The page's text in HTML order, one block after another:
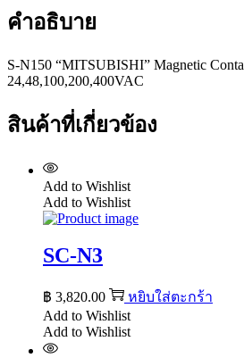
คำอธิบาย
S-N150 “MITSUBISHI” Magnetic
24,48,100,200,400VAC
สินค้าที่เกี่ยวข้อง
Add to Wishlist
Add to Wishlist
SC-N3
฿ 3,820.00
หยิบใส่ตะกร้า
Add to Wishlist
Add to Wishlist